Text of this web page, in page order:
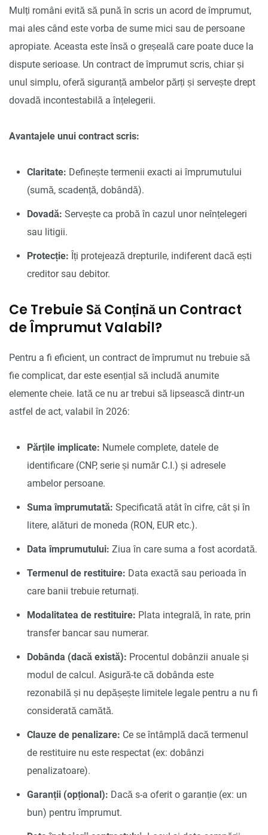
Mulți români evită să pună în scris un acord de împrumut,
mai ales când este vorba de sume mici sau de persoane
apropiate. Aceasta este însă o greșeală care poate duce la
dispute serioase. Un contract de împrumut scris, chiar și
unul simplu, oferă siguranță ambelor părți și servește drept
dovadă incontestabilă a înțelegerii.
Avantajele unui contract scris:
Claritate: Definește termenii exacti ai împrumutului
(sumă, scadență, dobândă).
Dovadă: Servește ca probă în cazul unor neînțelegeri
sau litigii.
Protecție: Îți protejează drepturile, indiferent dacă ești
creditor sau debitor.
Ce Trebuie Să Conțină un Contract
de Împrumut Valabil?
Pentru a fi eficient, un contract de împrumut nu trebuie să
fie complicat, dar este esențial să includă anumite
elemente cheie. Iată ce nu ar trebui să lipsească dintr-un
astfel de act, valabil în 2026:
Părțile implicate: Numele complete, datele de
identificare (CNP, serie și număr C.I.) și adresele
ambelor persoane.
Suma împrumutată: Specificată atât în cifre, cât și în
litere, alături de moneda (RON, EUR etc.).
Data împrumutului: Ziua în care suma a fost acordată.
Termenul de restituire: Data exactă sau perioada în
care banii trebuie returnați.
Modalitatea de restituire: Plata integrală, în rate, prin
transfer bancar sau numerar.
Dobânda (dacă există): Procentul dobânzii anuale și
modul de calcul. Asigură-te că dobânda este
rezonabilă și nu depășește limitele legale pentru a nu fi
considerată camătă.
Clauze de penalizare: Ce se întâmplă dacă termenul
de restituire nu este respectat (ex: dobânzi
penalizatoare).
Garanții (opțional): Dacă s-a oferit o garanție (ex: un
bun) pentru împrumut.